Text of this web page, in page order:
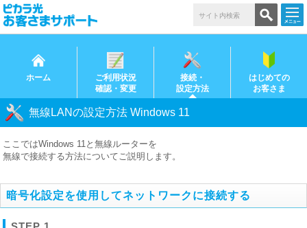
ホーム
ご利用状況
確認・変更
接続・
設定方法
はじめての
お客さま
無線LANの設定方法 Windows 11
ここではWindows 11と無線ルーターを
無線で接続する方法についてご説明します。
暗号化設定を使用してネットワークに接続する